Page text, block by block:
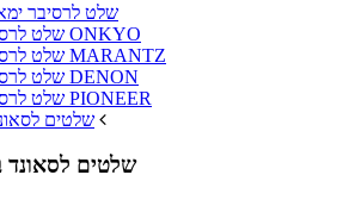
שלט לרסיבר
שלט לרסיבר ONKYO
שלט לרסיבר MARANTZ
שלט לרסיבר DENON
שלט לרסיבר PIONEER
שלטים
שלטים לסאונד